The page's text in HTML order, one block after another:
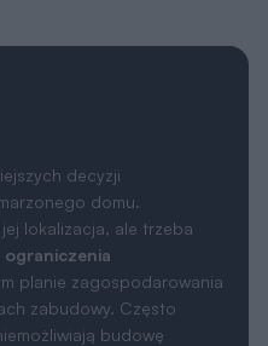
decyzji
domu.
lokalizacja, ale trzeba
ograniczenia
planie zagospodarowania
zabudowy. Często
budowę